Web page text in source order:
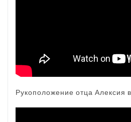
Рукоположение отца Алексия